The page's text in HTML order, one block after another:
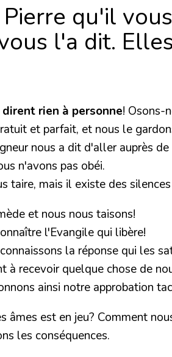
qu'il
l'a dit.
rien à personne! Osons-
et parfait, et nous le
nous a dit d'aller auprès
n'avons pas obéi.
taire, mais il existe des
et nous nous taisons!
l'Evangile qui libère!
la réponse qui les
recevoir quelque chose de
ainsi notre approbation
est en jeu? Comment
les conséquences.